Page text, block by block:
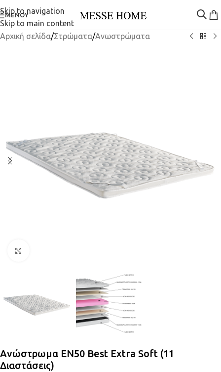
Skip to navigation
Skip to main content
ΜΕΝΟΎ
Αρχική σελίδα/Στρώματα/Ανωστρώματα
Ανώστρωμα EN50 Best Extra Soft (11
Διαστάσεις)